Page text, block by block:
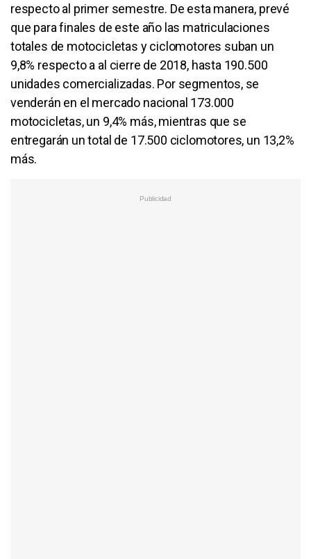
respecto al primer semestre. De esta manera, prevé
que para finales de este año las matriculaciones
totales de motocicletas y ciclomotores suban un
9,8% respecto a al cierre de 2018, hasta 190.500
unidades comercializadas. Por segmentos, se
venderán en el mercado nacional 173.000
motocicletas, un 9,4% más, mientras que se
entregarán un total de 17.500 ciclomotores, un 13,2%
más.